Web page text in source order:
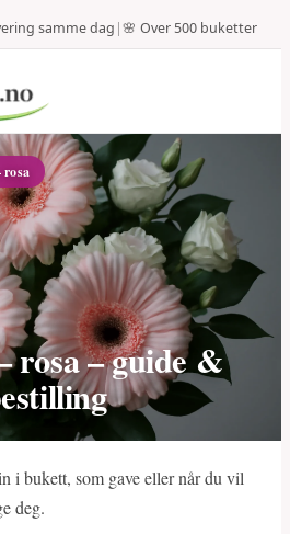
samme dag |🌸 Over 500 buketter
rosa
rosa – guide &
i bukett, som gave eller når du vil
deg.